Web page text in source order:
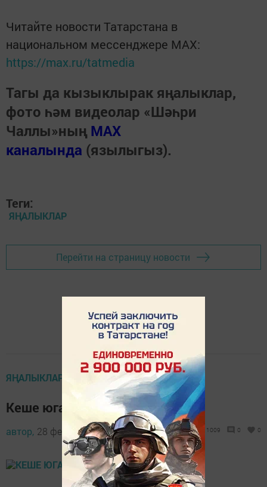
Читайте новости Татарстана в
национальном мессенджере MАХ:
https://max.ru/tatmedia
Тагы да кызыклырак яңалыклар,
фото һәм видеолар «Шәһри
Чаллы»ның MAX
каналында (язылыгыз).
Теги:
ЯҢАЛЫКЛАР
Перейти на страницу новости
ЯҢАЛЫКЛАР ТАСМАСЫ
Кеше югалган! Ярдәм кирәк!
автор, 28 февраль 2022 - 06:15 1009 0 0